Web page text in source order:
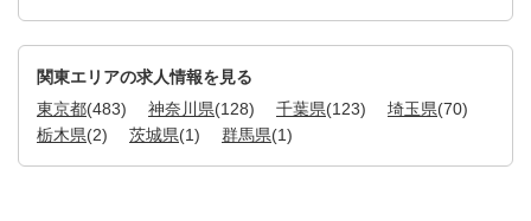
関東エリアの求人情報を見る
東京都(483) 神奈川県(128) 千葉県(123) 埼玉県(70)
栃木県(2) 茨城県(1) 群馬県(1)